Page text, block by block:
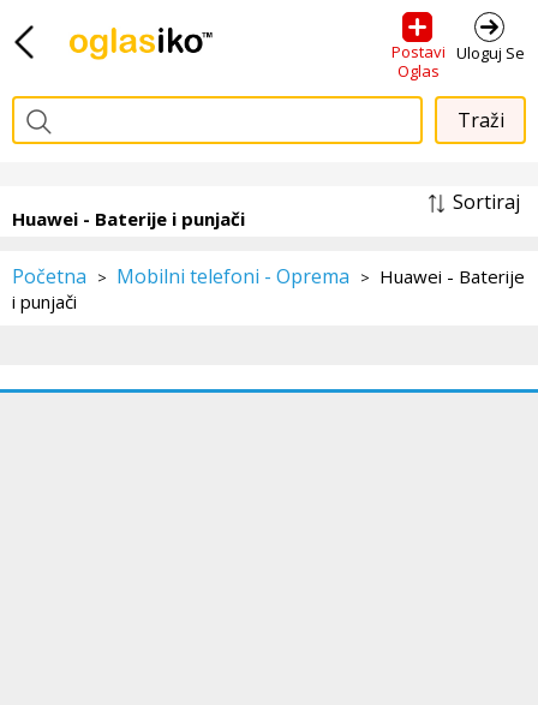
Postavi
Oglas
Uloguj Se
Sortiraj
Huawei - Baterije i punjači
Početna > Mobilni telefoni - Oprema > Huawei - Baterije
i punjači